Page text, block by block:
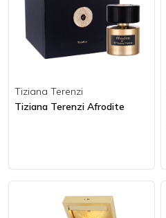
Tiziana Terenzi
Tiziana Terenzi Afrodite